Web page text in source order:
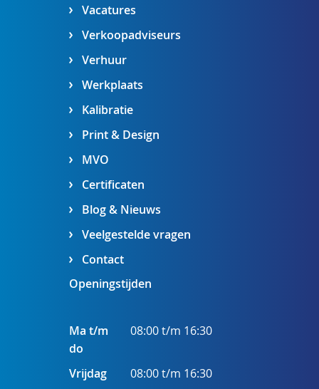
Vacatures
Verkoopadviseurs
Verhuur
Werkplaats
Kalibratie
Print & Design
MVO
Certificaten
Blog & Nieuws
Veelgestelde vragen
Contact
Openingstijden
Ma t/m
do
08:00 t/m 16:30
Vrijdag 08:00 t/m 16:30